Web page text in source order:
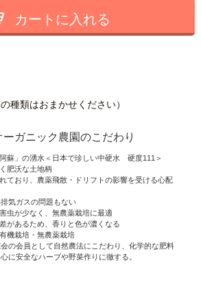
カートに入れる
種類はおまかせください）
ーガニック農園のこだわり
蘇」の湧水＜日本で珍しい中硬水 硬度111＞
肥沃な土地柄
ており、農薬飛散・ドリフトの影響を受ける心配
気ガスの問題もない
虫が少なく、無農薬栽培に最適
があるため、香りと色が濃くなる
機栽培・無農薬栽培
の会員として自然農法にこだわり、化学的な肥料
に安全なハーブや野菜作りに徹する。